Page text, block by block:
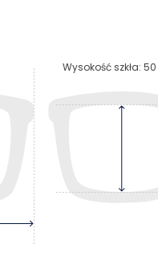
Wysokość szkła: 50